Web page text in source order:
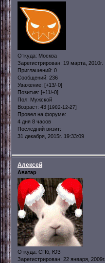
Откуда: Москва
Зарегистрирован: 19 марта, 2010г.
Приглашений: 0
Сообщений: 236
Уважение: [+13/-0]
Позитив: [+11/-0]
Пол: Мужской
Возраст: 43 [1982-12-27]
Провел на форуме:
4 дня 8 часов
Последний визит:
31 декабря, 2015г. 19:33:09
Алексей
Аватар
Откуда: СПб, ЮЗ
Зарегистрирован: 22 января, 2009г.